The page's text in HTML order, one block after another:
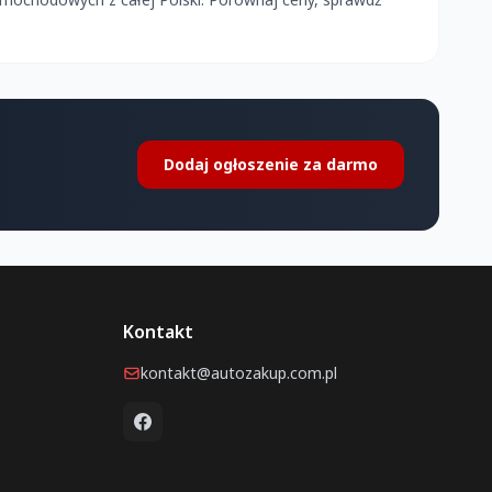
Dodaj ogłoszenie za darmo
Kontakt
kontakt@autozakup.com.pl